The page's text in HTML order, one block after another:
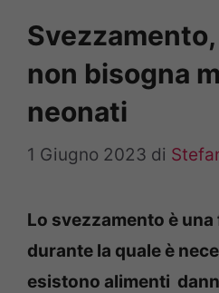
non bisogna
neonati
1 Giugno 2023 di
Lo svezzamento è
durante la quale è
esistono alimenti